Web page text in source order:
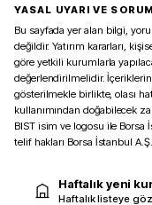
YASAL UYARI VE
Bu sayfada yer alan bilgi,
değildir. Yatırım kararları,
göre yetkili kurumlarla
değerlendirilmelidir.
gösterilmekle birlikte, olası
kullanımından doğabilecek
BIST isim ve logosu ile Borsa
telif hakları Borsa İstanbul
Haftalık yeni
Haftalık listeye göz